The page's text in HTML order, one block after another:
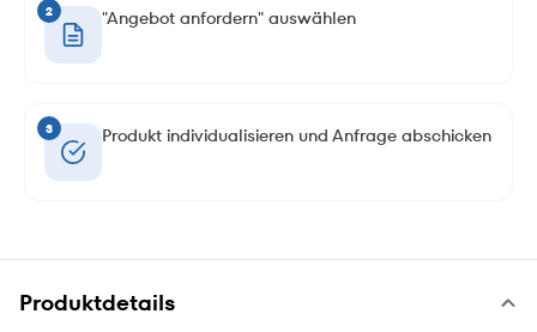
2 "Angebot anfordern" auswählen
3 Produkt individualisieren und Anfrage abschicken
Produktdetails